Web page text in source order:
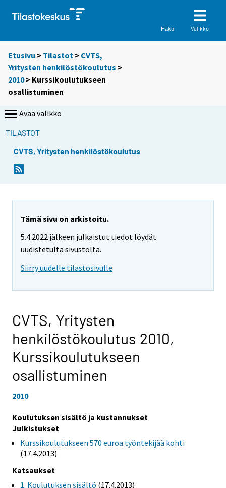
Haku Valikko
Etusivu > Tilastot > CVTS,
Yritysten henkilöstökoulutus >
2010> Kurssikoulutukseen
osallistuminen
Avaa valikko
TILASTOT
CVTS, Yritysten henkilöstökoulutus
Tämä sivu on arkistoitu.
5.4.2022 jälkeen julkaistut tiedot löydät
uudistetulta sivustolta.
Siirry uudelle tilastosivulle
CVTS, Yritysten
henkilöstökoulutus 2010,
Kurssikoulutukseen
osallistuminen
2010
Koulutuksen sisältö ja kustannukset
Julkistukset
Kurssikoulutukseen 570 euroa työntekijää kohti
(17.4.2013)
Katsaukset
1. Koulutuksen sisältö (17.4.2013)